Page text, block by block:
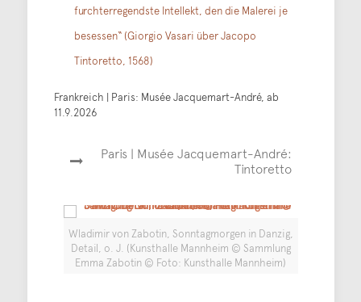
furchterregendste Intellekt, den die Malerei je
besessen“ (Giorgio Vasari über Jacopo
Tintoretto, 1568)
Frankreich | Paris: Musée Jacquemart-André, ab
11.9.2026
Paris | Musée Jacquemart-André:
Tintoretto
Wladimir von Zabotin, Sonntagmorgen in Danzig,
Detail, o. J. (Kunsthalle Mannheim © Sammlung
Emma Zabotin © Foto: Kunsthalle Mannheim)